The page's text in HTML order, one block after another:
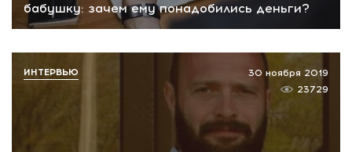
бабушку: зачем ему понадобились деньги?
30 ноября 2019
23729
ИНТЕРВЬЮ